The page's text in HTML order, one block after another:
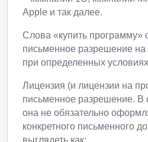
Apple и так далее.
Слова «купить программу»
письменное разрешение на
при определенных
Лицензия (и лицензии на
письменное разрешение.
она не обязательно
конкретного письменного